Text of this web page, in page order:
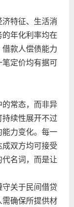
特征、生活消
年化利率均在
款人偿债能力
笔定价均有据可
常态，而非异
续性展开不过
能力变化。每一
双方均可接受
名词，而是让
关于民间借贷
确保所提供材